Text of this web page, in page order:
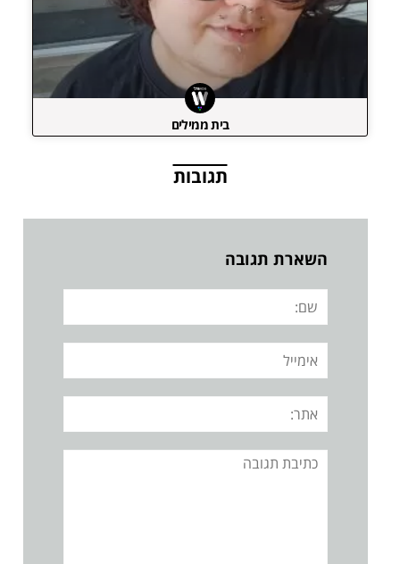
בית ממילים
תגובות
השארת תגובה
שם:
אימייל
אתר:
תגובה